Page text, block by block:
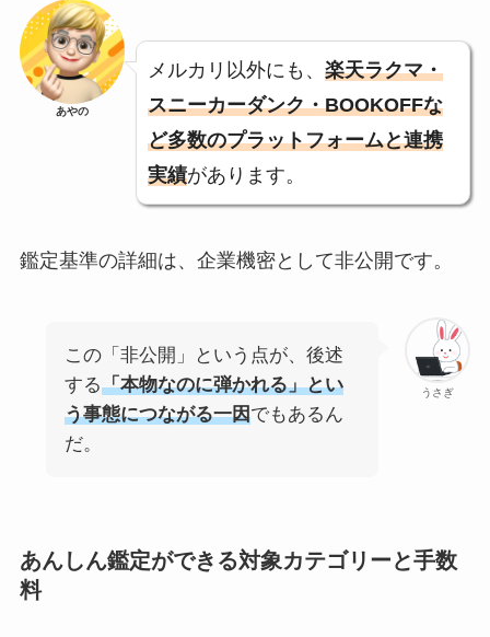
あやの
メルカリ以外にも、 楽天ラクマ・
スニーカーダンク・BOOKOFFな
ど多数のプラットフォームと連携
実績があります。
鑑定基準の詳細は、企業機密として非公開です。
うさぎ
この「非公開」という点が、後述
する「本物なのに弾かれる」とい
う事態につながる一因でもあるん
だ。
あんしん鑑定ができる対象カテゴリーと手数
料